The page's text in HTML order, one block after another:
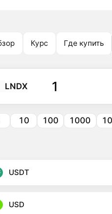
Курс Где купить
LNDX
10 100 1000
USDT
USD